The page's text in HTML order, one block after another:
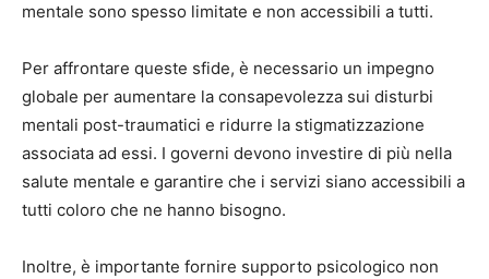
mentale sono spesso limitate e non accessibili a tutti.
Per affrontare queste sfide, è necessario un impegno
globale per aumentare la consapevolezza sui disturbi
mentali post-traumatici e ridurre la stigmatizzazione
associata ad essi. I governi devono investire di più nella
salute mentale e garantire che i servizi siano accessibili a
tutti coloro che ne hanno bisogno.
Inoltre, è importante fornire supporto psicologico non